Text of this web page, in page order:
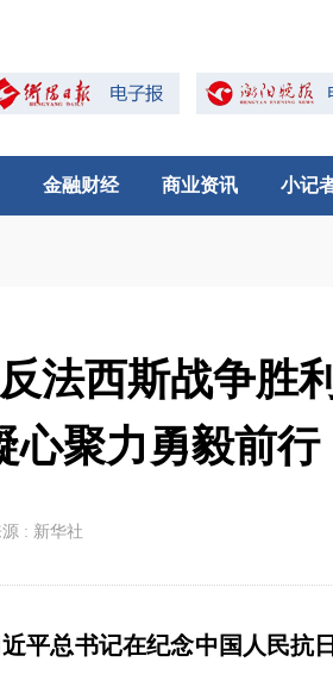
金融财经 商业资讯 小记
法西斯战争胜
心聚力勇毅前行
: 新华社
总书记在纪念中国人民抗